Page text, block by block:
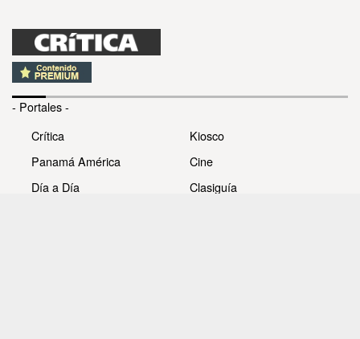
- Portales -
Crítica
Panamá América
Día a Día
Kiosco
Cine
Clasiguía